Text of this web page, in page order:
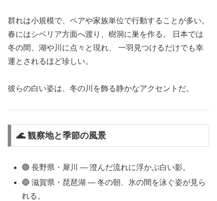
群れは小規模で、ペアや家族単位で行動することが多い。
春にはシベリア方面へ渡り、樹洞に巣を作る。 日本では
冬の間、湖や川に点々と現れ、 一羽見つけるだけでも幸
運とされるほど珍しい。
彼らの白い姿は、冬の川を飾る静かなアクセントだ。
🌊 観察地と季節の風景
🟢 長野県・犀川 ― 澄んだ流れに浮かぶ白い影。
🔵 滋賀県・琵琶湖 ― 冬の朝、氷の間を泳ぐ姿が見ら
れる。